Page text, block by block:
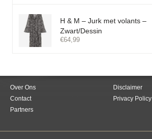
H & M – Jurk met volants –
Zwart/Dessin
€64,99
Over Ons
Disclaimer
Contact
Privacy Policy
Partners